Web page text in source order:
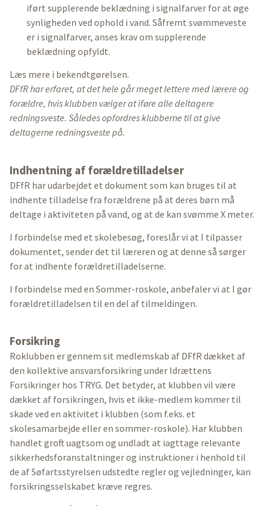
iført supplerende beklædning i signalfarver for at øge
synligheden ved ophold i vand. Såfremt svømmeveste
er i signalfarver, anses krav om supplerende
beklædning opfyldt.
Læs mere i bekendtgørelsen.
DFfR har erfaret, at det hele går meget lettere med lærere og
forældre, hvis klubben vælger at iføre alle deltagere
redningsveste. Således opfordres klubberne til at give
deltagerne redningsveste på.
Indhentning af forældretilladelser
DFfR har udarbejdet et dokument som kan bruges til at
indhente tilladelse fra forældrene på at deres børn må
deltage i aktiviteten på vand, og at de kan svømme X meter.
I forbindelse med et skolebesøg, foreslår vi at I tilpasser
dokumentet, sender det til læreren og at denne så sørger
for at indhente forældretilladelserne.
I forbindelse med en Sommer-roskole, anbefaler vi at I gør
forældretilladelsen til en del af tilmeldingen.
Forsikring
Roklubben er gennem sit medlemskab af DFfR dækket af
den kollektive ansvarsforsikring under Idrættens
Forsikringer hos TRYG. Det betyder, at klubben vil være
dækket af forsikringen, hvis et ikke-medlem kommer til
skade ved en aktivitet i klubben (som f.eks. et
skolesamarbejde eller en sommer-roskole). Har klubben
handlet groft uagtsom og undladt at iagttage relevante
sikkerhedsforanstaltninger og instruktioner i henhold til
de af Søfartsstyrelsen udstedte regler og vejledninger, kan
forsikringsselskabet kræve regres.